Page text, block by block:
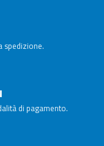
spedizione.
di pagamento.